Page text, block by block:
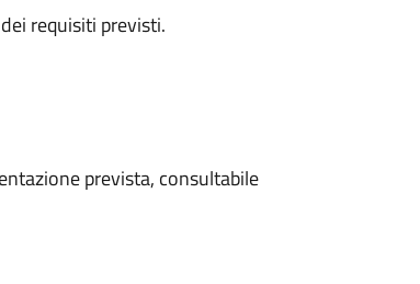
requisiti previsti.
prevista, consultabile